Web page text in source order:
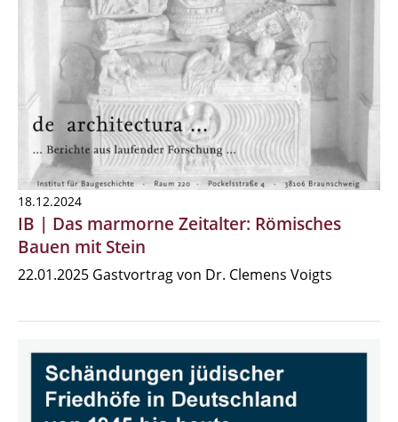
18.12.2024
IB | Das marmorne Zeitalter: Römisches
Bauen mit Stein
22.01.2025 Gastvortrag von Dr. Clemens Voigts